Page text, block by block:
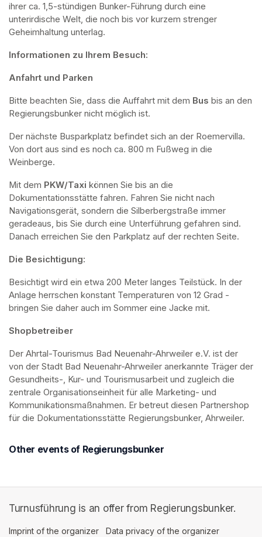
ihrer ca. 1,5-stündigen Bunker-Führung durch eine
unterirdische Welt, die noch bis vor kurzem strenger
Geheimhaltung unterlag.
Informationen zu Ihrem Besuch:
Anfahrt und Parken
Bitte beachten Sie, dass die Auffahrt mit dem Bus bis an den
Regierungsbunker nicht möglich ist.
Der nächste Busparkplatz befindet sich an der Roemervilla.
Von dort aus sind es noch ca. 800 m Fußweg in die
Weinberge.
Mit dem PKW/Taxi können Sie bis an die
Dokumentationsstätte fahren. Fahren Sie nicht nach
Navigationsgerät, sondern die Silberbergstraße immer
geradeaus, bis Sie durch eine Unterführung gefahren sind.
Danach erreichen Sie den Parkplatz auf der rechten Seite.
Die Besichtigung:
Besichtigt wird ein etwa 200 Meter langes Teilstück. In der
Anlage herrschen konstant Temperaturen von 12 Grad -
bringen Sie daher auch im Sommer eine Jacke mit.
Shopbetreiber
Der Ahrtal-Tourismus Bad Neuenahr-Ahrweiler e.V. ist der
von der Stadt Bad Neuenahr-Ahrweiler anerkannte Träger der
Gesundheits-, Kur- und Tourismusarbeit und zugleich die
zentrale Organisationseinheit für alle Marketing- und
Kommunikationsmaßnahmen. Er betreut diesen Partnershop
für die Dokumentationsstätte Regierungsbunker, Ahrweiler.
Other events of Regierungsbunker
Turnusführung is an offer from Regierungsbunker.
Imprint of the organizer (opens in a new tab)
Data privacy of the organizer